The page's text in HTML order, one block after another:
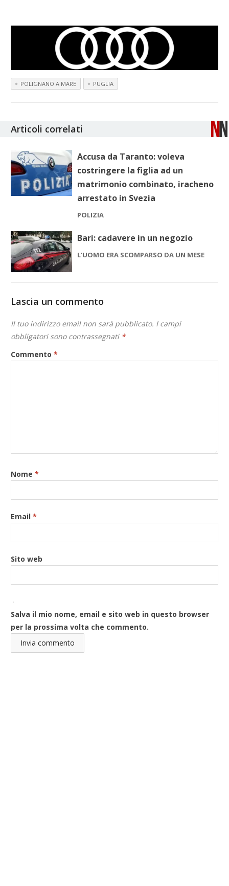
POLIGNANO A MARE PUGLIA
Articoli correlati
Accusa da Taranto: voleva
costringere la figlia ad un
matrimonio combinato, iracheno
arrestato in Svezia
POLIZIA
Bari: cadavere in un negozio
L'UOMO ERA SCOMPARSO DA UN MESE
Lascia un commento
Il tuo indirizzo email non sarà pubblicato. I campi
obbligatori sono contrassegnati *
Commento*
Nome*
Email*
Sito web
Salva il mio nome, email e sito web in questo browser
per la prossima volta che commento.